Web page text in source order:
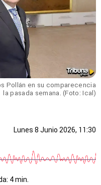
Pollán en su comparecencia
la pasada semana. (Foto: Ical)
Lunes 8 Junio 2026, 11:30
4 min.